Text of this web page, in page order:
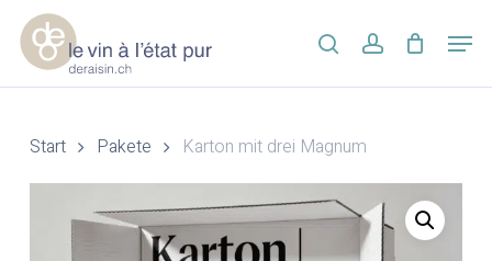
Skip
main
content
searchaccount
Start Pakete Karton mit drei Magnum
Menu